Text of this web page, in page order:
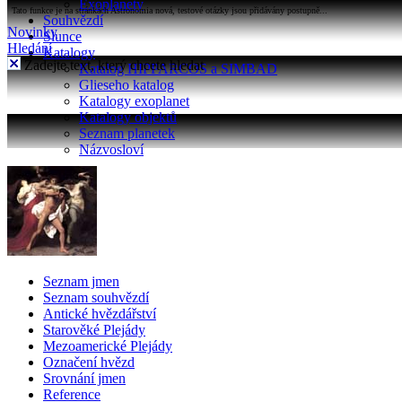
Exoplanety
Souhvězdí
Slunce
Katalogy
Katalog HIPPARCOS a SIMBAD
Glieseho katalog
Katalogy exoplanet
Katalogy objektů
Seznam planetek
Názvosloví
Tato funkce je na stránkách Astronomia nová, testové otázky jsou přidávány postupně...
Novinky
Hledání
Zadejte text, který chcete hledat
Seznam jmen
Seznam souhvězdí
Antické hvězdářství
Starověké Plejády
Mezoamerické Plejády
Označení hvězd
Srovnání jmen
Reference